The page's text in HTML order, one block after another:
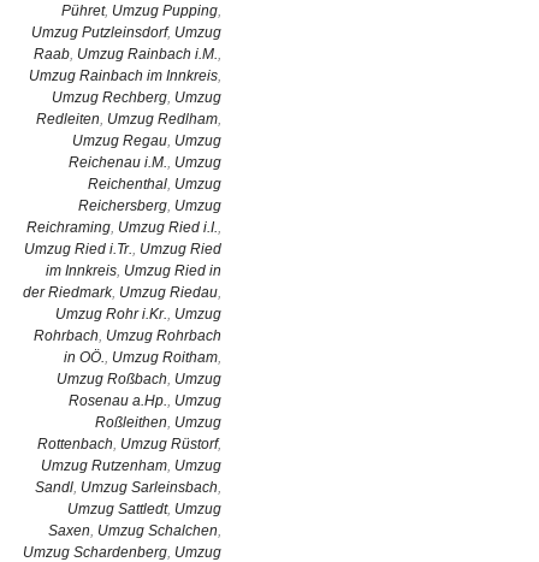
Pühret, Umzug Pupping,
Umzug Putzleinsdorf, Umzug
Raab, Umzug Rainbach i.M.,
Umzug Rainbach im Innkreis,
Umzug Rechberg, Umzug
Redleiten, Umzug Redlham,
Umzug Regau, Umzug
Reichenau i.M., Umzug
Reichenthal, Umzug
Reichersberg, Umzug
Reichraming, Umzug Ried i.I.,
Umzug Ried i.Tr., Umzug Ried
im Innkreis, Umzug Ried in
der Riedmark, Umzug Riedau,
Umzug Rohr i.Kr., Umzug
Rohrbach, Umzug Rohrbach
in OÖ., Umzug Roitham,
Umzug Roßbach, Umzug
Rosenau a.Hp., Umzug
Roßleithen, Umzug
Rottenbach, Umzug Rüstorf,
Umzug Rutzenham, Umzug
Sandl, Umzug Sarleinsbach,
Umzug Sattledt, Umzug
Saxen, Umzug Schalchen,
Umzug Schardenberg, Umzug